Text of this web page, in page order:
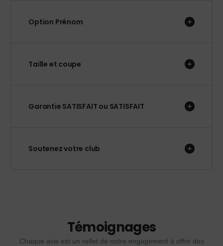
Option Prénom
Taille et coupe
Garantie SATISFAIT ou SATISFAIT
Soutenez votre club
Témoignages
Chaque avis est un reflet de notre engagement à offrir des